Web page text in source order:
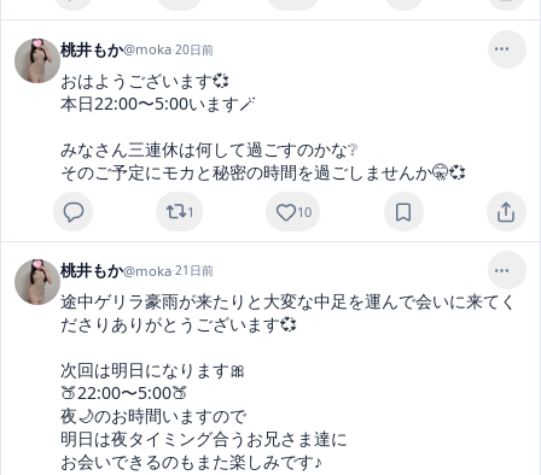
桃井もか@moka·20日前
おはようございます💞
本日22:00〜5:00います🪄
みなさん三連休は何して過ごすのかな❔
そのご予定にモカと秘密の時間を過ごしませんか🤫💞
1 10
桃井もか@moka·21日前
途中ゲリラ豪雨が来たりと大変な中足を運んで会いに来てく
ださりありがとうございます💞
次回は明日になります🎀
🍑22:00〜5:00🍑
夜🌙のお時間いますので
明日は夜タイミング合うお兄さま達に
お会いできるのもまた楽しみです♪